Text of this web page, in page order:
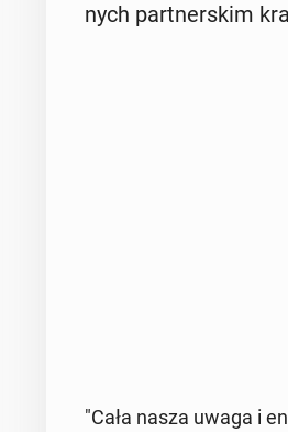
nych part­ner­skim
"Cała nasza uwaga i